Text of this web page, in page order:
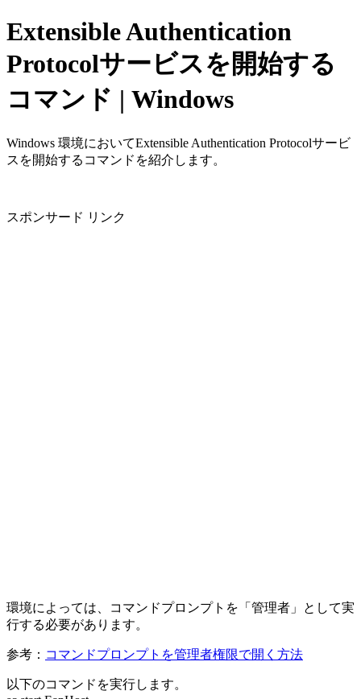
Extensible Authentication
Protocolサービスを開始する
コマンド | Windows
Windows 環境においてExtensible Authentication Protocolサービ
スを開始するコマンドを紹介します。
スポンサード リンク
環境によっては、コマンドプロンプトを「管理者」として実
行する必要があります。
参考： コマンドプロンプトを管理者権限で開く方法
以下のコマンドを実行します。